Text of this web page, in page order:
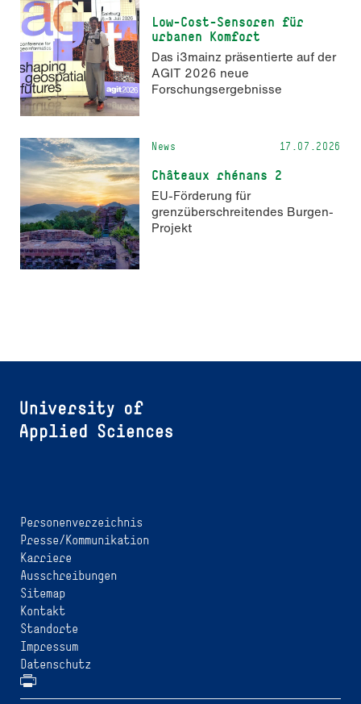
Low-Cost-Sensoren für
urbanen Komfort
Das i3mainz präsentierte auf der
AGIT 2026 neue
Forschungsergebnisse
News 17.07.2026
Châteaux rhénans 2
EU-Förderung für
grenzüberschreitendes Burgen-
Projekt
Personenverzeichnis
Presse/Kommunikation
Karriere
Ausschreibungen
Sitemap
Kontakt
Standorte
Impressum
Datenschutz